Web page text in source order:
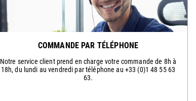
COMMANDE PAR TÉLÉPHONE
Notre service client prend en charge votre commande de 8h à
18h, du lundi au vendredi par téléphone au +33 (0)1 48 55 63
63.